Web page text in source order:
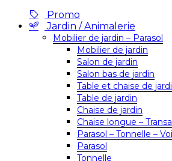
Promo
Jardin / Animalerie
Mobilier de jardin – Parasol
Mobilier de jardin
Salon de jardin
Salon bas de jardin
Table et chaise de
Table de jardin
Chaise de jardin
Chaise longue –
Parasol – Tonnelle –
Parasol
Tonnelle